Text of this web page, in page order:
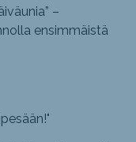
–
ensimmäistä
"